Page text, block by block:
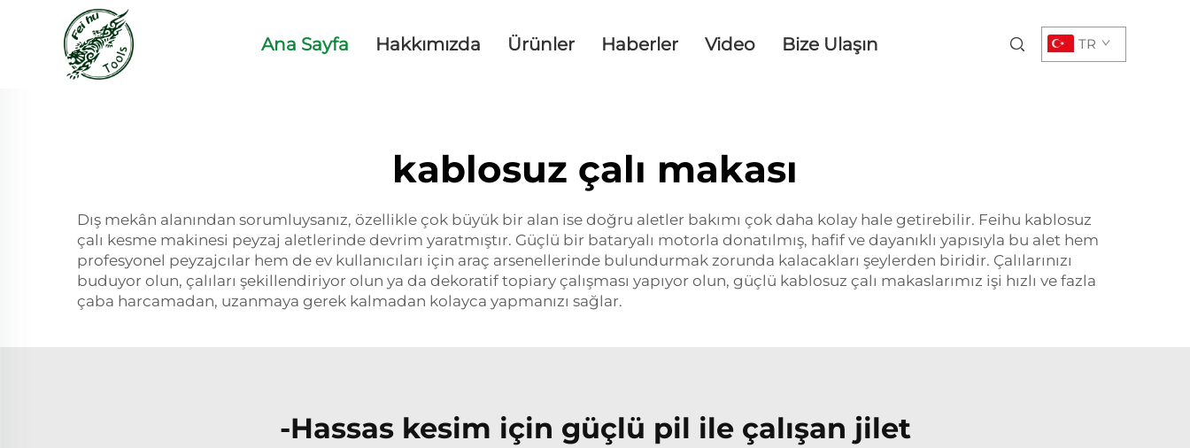
Ana Sayfa Hakkımızda Ürünler Haberler Video Bize Ulaşın TR
kablosuz çalı makası
Dış mekân alanından sorumluysanız, özellikle çok büyük bir alan ise doğru aletler bakımı çok daha kolay hale getirebilir. Feihu kablosuz
çalı kesme makinesi peyzaj aletlerinde devrim yaratmıştır. Güçlü bir bataryalı motorla donatılmış, hafif ve dayanıklı yapısıyla bu alet hem
profesyonel peyzajcılar hem de ev kullanıcıları için araç arsenellerinde bulundurmak zorunda kalacakları şeylerden biridir. Çalılarınızı
buduyor olun, çalıları şekillendiriyor olun ya da dekoratif topiary çalışması yapıyor olun, güçlü kablosuz çalı makaslarımız işi hızlı ve fazla
çaba harcamadan, uzanmaya gerek kalmadan kolayca yapmanızı sağlar.
-Hassas kesim için güçlü pil ile çalışan jilet